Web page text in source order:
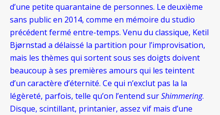
d’une petite quarantaine de personnes. Le deuxième
sans public en 2014, comme en mémoire du studio
précédent fermé entre-temps. Venu du classique, Ketil
Bjørnstad a délaissé la partition pour l’improvisation,
mais les thèmes qui sortent sous ses doigts doivent
beaucoup à ses premières amours qui les teintent
d’un caractère d’éternité. Ce qui n’exclut pas la la
légèreté, parfois, telle qu’on l’entend surShimmering.
Disque, scintillant, printanier, assez vif mais d’une